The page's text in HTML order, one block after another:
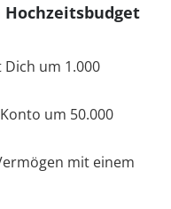
Hochzeitsbudget
Dich um 1.000
um 50.000
mit einem